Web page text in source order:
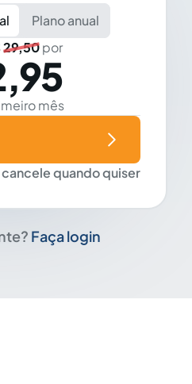
Plano anual
29,50por
mês
quando quiser
Faça login